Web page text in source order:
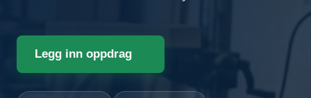
Legg inn oppdrag